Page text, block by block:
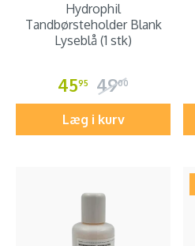
Hydrophil
Tandbørsteholder Blank
Lyseblå (1 stk)
4595 4900
Læg i kurv